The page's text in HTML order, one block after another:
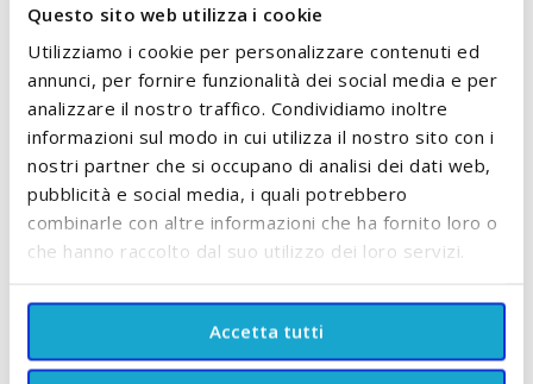
Questo sito web utilizza i cookie
Utilizziamo i cookie per personalizzare contenuti ed
annunci, per fornire funzionalità dei social media e per
analizzare il nostro traffico. Condividiamo inoltre
informazioni sul modo in cui utilizza il nostro sito con i
nostri partner che si occupano di analisi dei dati web,
pubblicità e social media, i quali potrebbero
combinarle con altre informazioni che ha fornito loro o
che hanno raccolto dal suo utilizzo dei loro servizi.
Accetta tutti
- 1 Pasta di Hoffmann
- materiale pubblicitario
Se vuoi saperne di più anche tu puoi fare una
Teresa.
Scrivici a:asilo@miscappalapipi.it ochiamaci allo: